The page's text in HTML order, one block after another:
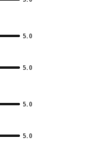
5.0
5.0
5.0
5.0